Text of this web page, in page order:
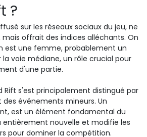
?
sur les réseaux sociaux du jeu, ne
offrait des indices alléchants. On
est une femme, probablement un
voie médiane, un rôle crucial pour
d'une partie.
Rift s'est principalement distingué par
des événements mineurs. Un
est un élément fondamental du
entièrement nouvelle et modifie les
pour dominer la compétition.